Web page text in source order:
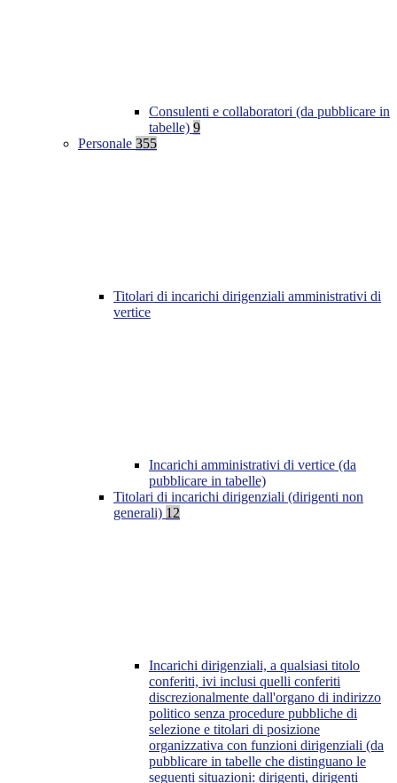
Consulenti e collaboratori (da pubblicare in
tabelle) 9
Personale 355
Titolari di incarichi dirigenziali amministrativi di
vertice
Incarichi amministrativi di vertice (da
pubblicare in tabelle)
Titolari di incarichi dirigenziali (dirigenti non
generali) 12
Incarichi dirigenziali, a qualsiasi titolo
conferiti, ivi inclusi quelli conferiti
discrezionalmente dall'organo di indirizzo
politico senza procedure pubbliche di
selezione e titolari di posizione
organizzativa con funzioni dirigenziali (da
pubblicare in tabelle che distinguano le
seguenti situazioni: dirigenti, dirigenti